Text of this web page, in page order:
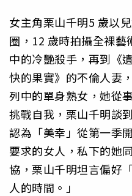
女主角栗山千明5 歲以
圈，12 歲時拍攝全裸藝
中的冷艷殺手，再到《
快的果實》的不倫人妻
列中的單身熟女，她從
挑戰自我，栗山千明談
認為「美幸」從第一季
要求的女人，私下的她
協，栗山千明坦言偏好
人的時間。」